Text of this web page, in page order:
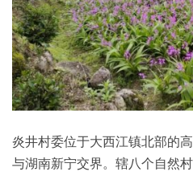
炎井村委位于大西江镇北部的
与湖南新宁交界。辖八个自然